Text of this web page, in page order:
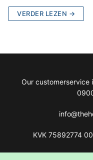
VERDER LEZEN →
Our customerservice
KVK 75892774